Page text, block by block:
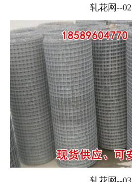
轧花网--02